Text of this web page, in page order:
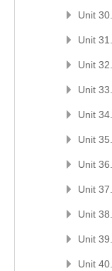
Unit
Unit
Unit
Unit
Unit
Unit
Unit
Unit
Unit
Unit
Unit